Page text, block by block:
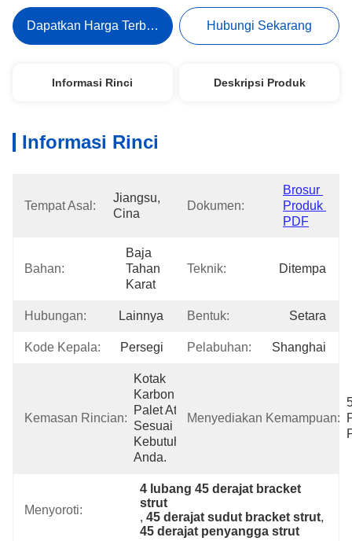
Dapatkan Harga Terbaik Hubungi Sekarang
Informasi Rinci Deskripsi Produk
Informasi Rinci
Tempat Asal:
Jiangsu,
Cina
Dokumen:
Brosur
Produk
PDF
Bahan:
Baja
Tahan
Karat
Teknik: Ditempa
Hubungan: Lainnya Bentuk: Setara
Kode Kepala: Persegi Pelabuhan: Shanghai
Kemasan Rincian:
Kotak
Karbon +
Palet Atau
Sesuai
Kebutuhan
Anda.
Menyediakan Kemampuan:
Menyoroti:
4 lubang 45 derajat bracket
strut
, 45 derajat sudut bracket strut
45 derajat penyangga strut